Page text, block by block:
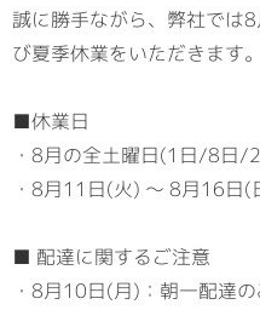
施工実績
お問合せ
メディアポリシー
誠に勝手ながら、弊社では
び夏季休業をいただきます。
■休業日
・8月の全土曜日(1日/8日
・8月11日(火) ～ 8月16日(
■ 配達に関するご注意
・8月10日(月)：朝一配達